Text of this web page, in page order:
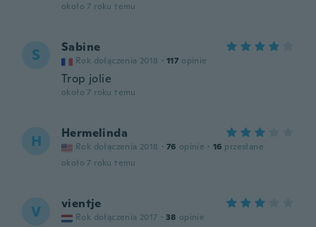
około 7 roku temu
S Sabine
Rok dołączenia 2018 · 117 opinie
Trop jolie
około 7 roku temu
H Hermelinda
Rok dołączenia 2018 · 76 opinie · 16 przesłane
około 7 roku temu
V vientje
Rok dołączenia 2017 · 38 opinie